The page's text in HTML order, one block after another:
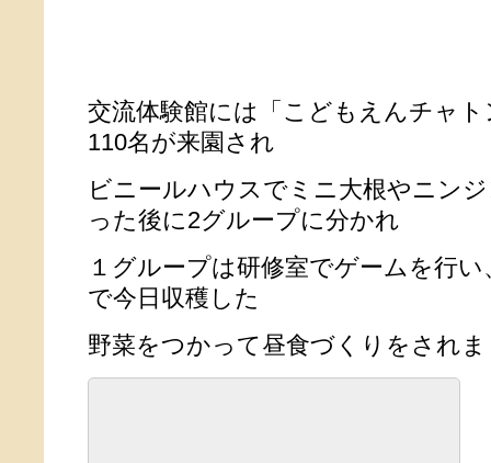
交流体験館には「こどもえんチャ
110名が来園され
ビニールハウスでミニ大根やニン
った後に2グループに分かれ
１グループは研修室でゲームを行
で今日収穫した
野菜をつかって昼食づくりをされ